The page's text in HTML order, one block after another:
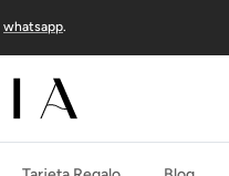
whatsapp.